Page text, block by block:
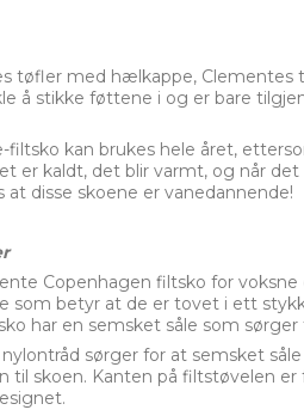
tøfler med hælkappe, Clementes
å stikke føttene i og er bare
filtsko kan brukes hele året,
er kaldt, det blir varmt, og når
at disse skoene er vanedannende!
Copenhagen filtsko for
som betyr at de er tovet i ett
har en semsket såle som
sørger for at semsket
til skoen. Kanten på filtstøvelen